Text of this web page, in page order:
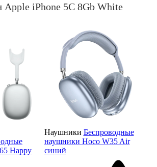
Apple iPhone 5C 8Gb White
Happy
Наушники Беспроводные
наушники Hoco W35 Air
синий